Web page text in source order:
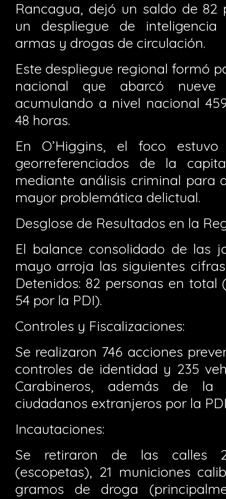
Rancagua, dejó un saldo de 82
un despliegue de
armas y drogas de circulación.
Este despliegue regional formó
nacional que abarcó
acumulando a nivel nacional
48 horas.
En O’Higgins, el foco
georreferenciados de la
mediante análisis criminal para
mayor problemática delictual.
Desglose de Resultados en la
El balance consolidado de las
mayo arroja las siguientes
Detenidos: 82 personas en total
54 por la PDI).
Controles y Fiscalizaciones:
Se realizaron 746 acciones
controles de identidad y 235
Carabineros, además de la
ciudadanos extranjeros por la
Incautaciones:
Se retiraron de las calles
(escopetas), 21 municiones
gramos de droga